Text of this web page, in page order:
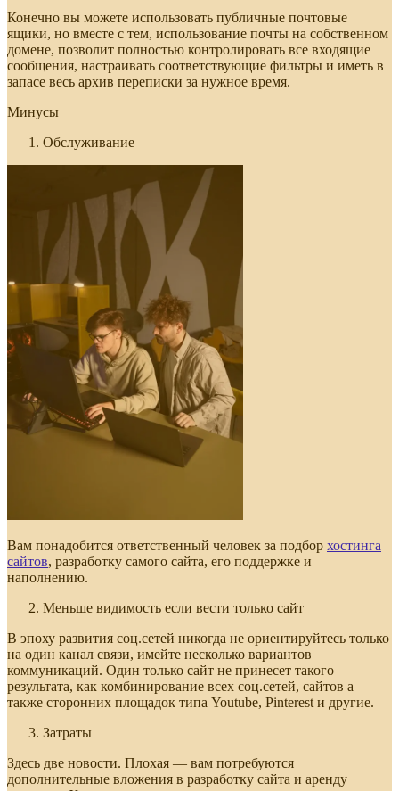
Конечно вы можете использовать публичные почтовые
ящики, но вместе с тем, использование почты на собственном
домене, позволит полностью контролировать все входящие
сообщения, настраивать соответствующие фильтры и иметь в
запасе весь архив переписки за нужное время.
Минусы
Обслуживание
Вам понадобится ответственный человек за подбор хостинга
сайтов, разработку самого сайта, его поддержке и
наполнению.
Меньше видимость если вести только сайт
В эпоху развития соц.сетей никогда не ориентируйтесь только
на один канал связи, имейте несколько вариантов
коммуникаций. Один только сайт не принесет такого
результата, как комбинирование всех соц.сетей, сайтов а
также сторонних площадок типа Youtube, Pinterest и другие.
Затраты
Здесь две новости. Плохая — вам потребуются
дополнительные вложения в разработку сайта и аренду